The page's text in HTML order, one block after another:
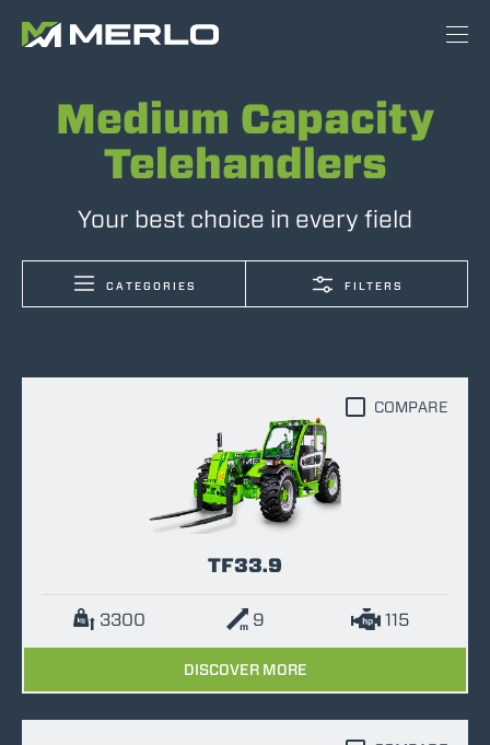
Medium Capacity
Telehandlers
Your best choice in every field
CATEGORIES FILTERS
TF33.9
3300 9 115
DISCOVER MORE
COMPARE